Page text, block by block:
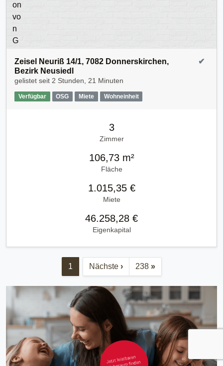
Zeisel Neuriß 14/1, 7082 Donnerskirchen,
Bezirk Neusiedl
gelistet seit 2 Stunden, 21 Minuten
Verfügbar OSG Miete Wohneinheit
✔
3
Zimmer
106,73 m²
Fläche
1.015,35 €
Miete
46.258,28 €
Eigenkapital
1 Nächste › 238 »